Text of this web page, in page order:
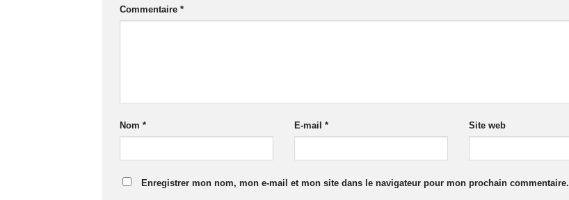
Commentaire *
Nom * E-mail * Site web
Enregistrer mon nom, mon e-mail et mon site dans le navigateur pour mon prochain commentaire.